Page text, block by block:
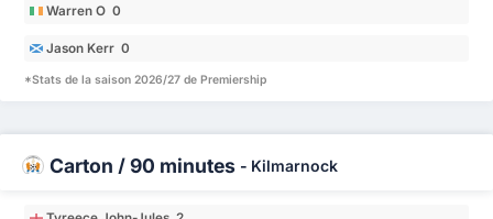
Warren O 0
Jason Kerr 0
*Stats de la saison 2026/27 de Premiership
Carton / 90 minutes - Kilmarnock